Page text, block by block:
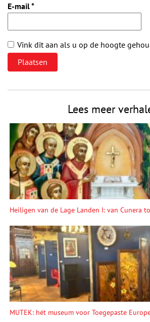
E-mail*
Vink dit aan als u op de hoogte
Lees meer
Heiligen van de Lage Landen I: van Cunera
MUTEK: hét museum voor Toegepaste